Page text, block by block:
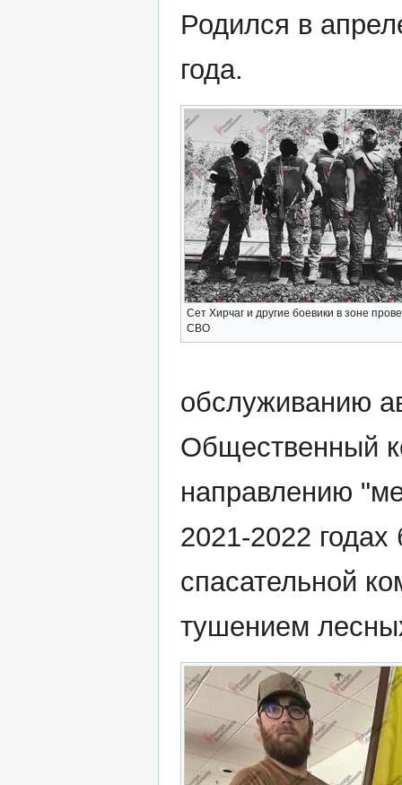
Родился в
года.
Сет Хирчаг и другие боевики в зоне
СВО
обслуживанию
Общественный
направлению
2021-2022
спасательной
тушением